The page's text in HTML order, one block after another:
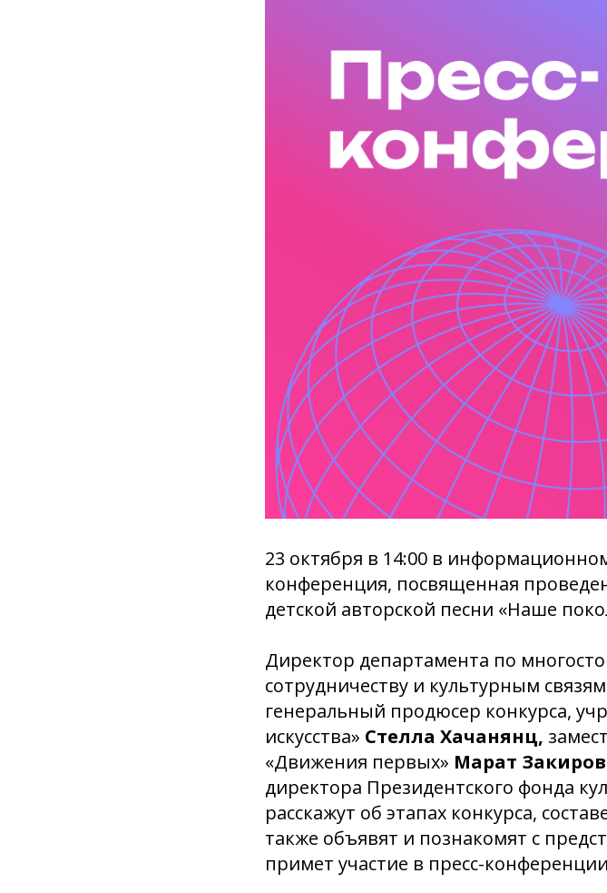
23 октября в 14:00 в
конференция, посвященная
детской авторской песни «Наше
Директор департамента по
сотрудничеству и культурным
генеральный продюсер конкурса,
искусства» Стелла Хачанянц,
«Движения первых» Марат Закиров
директора Президентского фонда
расскажут об этапах конкурса,
также объявят и познакомят с
примет участие в пресс-